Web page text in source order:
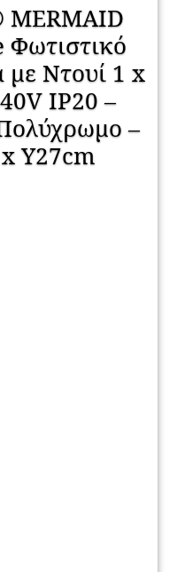
MERMAID
με Ντουί 1 x
IP20 –
–
Υ27cm